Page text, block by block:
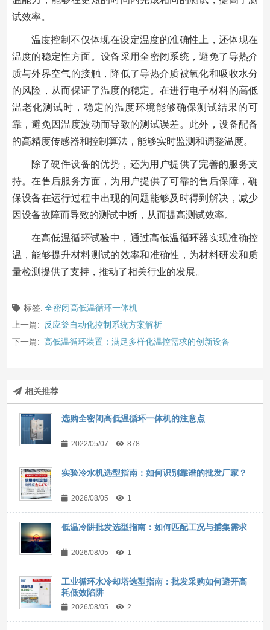
试效率。
温度控制不仅体现在设定温度的准确性上，还体现在
温度的稳定性方面。设备采用全密闭系统，避免了导热介
质与外界空气的接触，降低了导热介质被氧化和吸收水分
的风险，从而保证了温度的稳定。在进行电子材料的高低
温老化测试时，稳定的温度环境能够确保测试结果的可
靠，避免因温度波动而导致的测试误差。此外，设备配备
的高精度传感器和控制算法，能够实时监测和调整温度。
除了硬件设备的优势，还为用户提供了完善的服务支
持。在售后服务方面，为用户提供了可靠的售后保障，确
保设备在运行过程中出现的问题能够及时得到解决，减少
因设备故障而导致的测试中断，从而提高测试效率。
在高低温循环试验中，通过高低温循环器实现准确控
温，能够提升材料测试的效率和准确性，为材料研发和质
量检测提供了支持，推动了相关行业的发展。
标签: 全密闭高低温循环一体机
上一篇:
反应釜自动化控制系统方案解析
下一篇: 高低温循环装置：满足多样化温控需求的创新设备
相关推荐
选购全密闭高低温循环一体机的注意点
2022/05/07 878
实验冷水机选型指南：如何识别靠谱的批发厂家？
2026/08/05 1
低温冷阱批发选型指南：如何匹配工况与捕集需求
2026/08/05 1
工业循环水冷却塔选型指南：批发采购如何避开高
耗低效陷阱
2026/08/05 2